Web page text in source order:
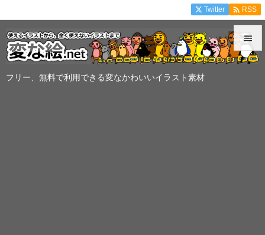
フリー、無料で利用できる変なかわいいイラスト素材


Twitter  RSS